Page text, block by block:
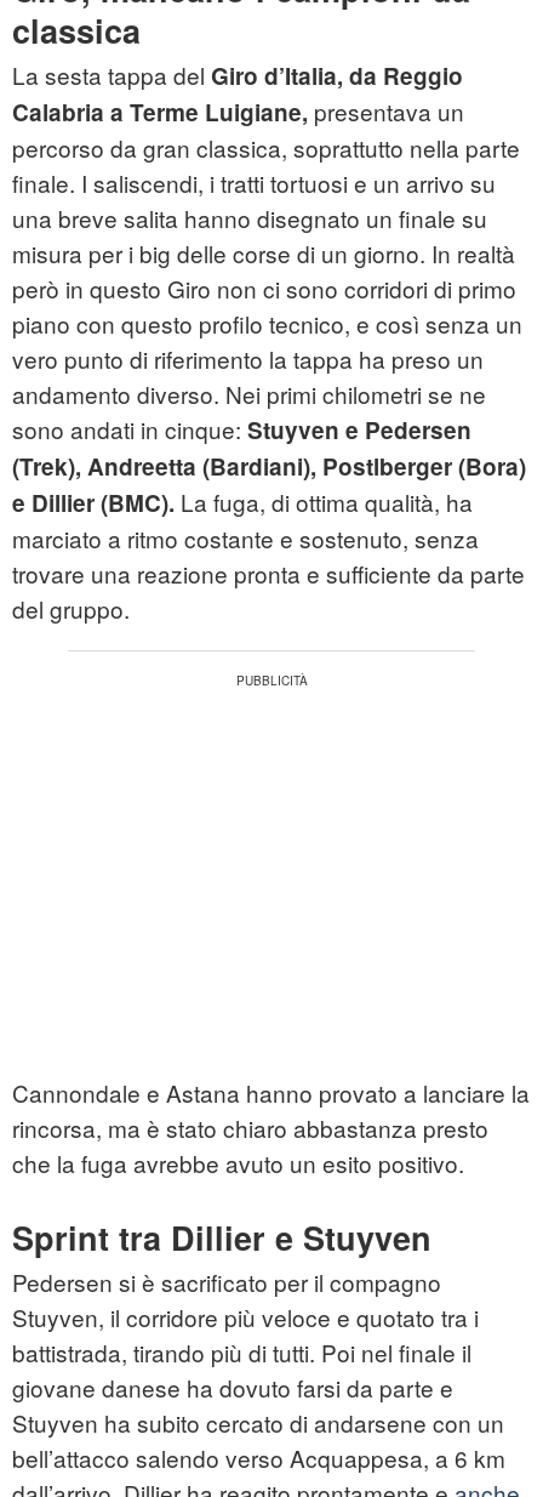
classica
La sesta tappa del Giro d’Italia, da Reggio
Calabria a Terme Luigiane, presentava un
percorso da gran classica, soprattutto nella parte
finale. I saliscendi, i tratti tortuosi e un arrivo su
una breve salita hanno disegnato un finale su
misura per i big delle corse di un giorno. In realtà
però in questo Giro non ci sono corridori di primo
piano con questo profilo tecnico, e così senza un
vero punto di riferimento la tappa ha preso un
andamento diverso. Nei primi chilometri se ne
sono andati in cinque: Stuyven e Pedersen
(Trek), Andreetta (Bardiani), Postlberger (Bora)
e Dillier (BMC). La fuga, di ottima qualità, ha
marciato a ritmo costante e sostenuto, senza
trovare una reazione pronta e sufficiente da parte
del gruppo.
Cannondale e Astana hanno provato a lanciare la
rincorsa, ma è stato chiaro abbastanza presto
che la fuga avrebbe avuto un esito positivo.
Sprint tra Dillier e Stuyven
Pedersen si è sacrificato per il compagno
Stuyven, il corridore più veloce e quotato tra i
battistrada, tirando più di tutti. Poi nel finale il
giovane danese ha dovuto farsi da parte e
Stuyven ha subito cercato di andarsene con un
bell’attacco salendo verso Acquappesa, a 6 km